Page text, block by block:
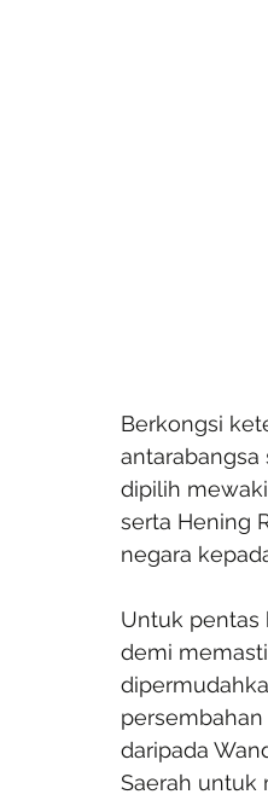
Berkongsi
dipilih
serta Hening
negara
Untuk pentas
demi
daripada
Saerah untuk